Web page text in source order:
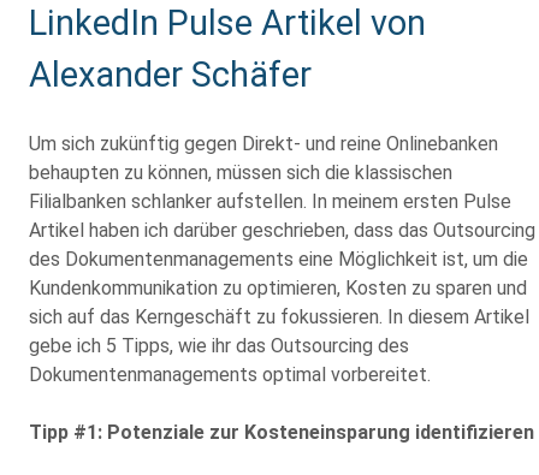
Sub
Heading
LinkedIn Pulse Artikel von
Alexander Schäfer
Um sich zukünftig gegen Direkt- und reine Onlinebanken
behaupten zu können, müssen sich die klassischen
Filialbanken schlanker aufstellen. In meinem ersten Pulse
Artikel haben ich darüber geschrieben, dass das Outsourcing
des Dokumentenmanagements eine Möglichkeit ist, um die
Kundenkommunikation zu optimieren, Kosten zu sparen und
sich auf das Kerngeschäft zu fokussieren. In diesem Artikel
gebe ich 5 Tipps, wie ihr das Outsourcing des
Dokumentenmanagements optimal vorbereitet.
Tipp #1: Potenziale zur Kosteneinsparung identifizieren